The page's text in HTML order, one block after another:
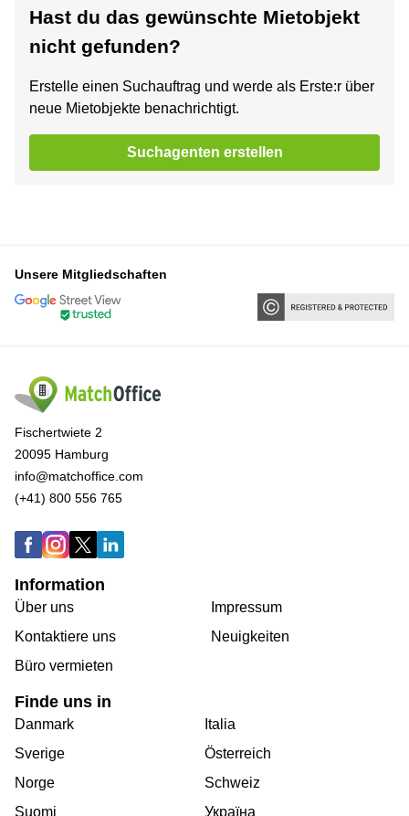
Hast du das gewünschte Mietobjekt
nicht gefunden?
Erstelle einen Suchauftrag und werde als Erste:r über
neue Mietobjekte benachrichtigt.
Suchagenten erstellen
Unsere Mitgliedschaften
Fischertwiete 2
20095 Hamburg
info@matchoffice.com
(+41) 800 556 765
Information
Über uns
Kontaktiere uns
Büro vermieten
Impressum
Neuigkeiten
Finde uns in
Danmark
Sverige
Norge
Suomi
Italia
Österreich
Schweiz
Україна